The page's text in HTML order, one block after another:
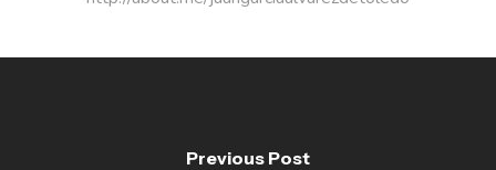
Previous Post